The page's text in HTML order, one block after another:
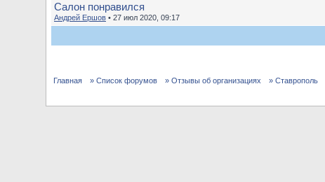
Салон понравился
Андрей Ершов • 27 июл 2020, 09:17
Главная » Список форумов » Отзывы об организациях » Ставрополь